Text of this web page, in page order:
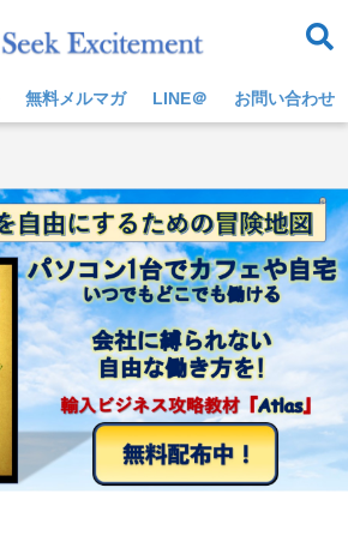
無料メルマガ LINE＠ お問い合わせ